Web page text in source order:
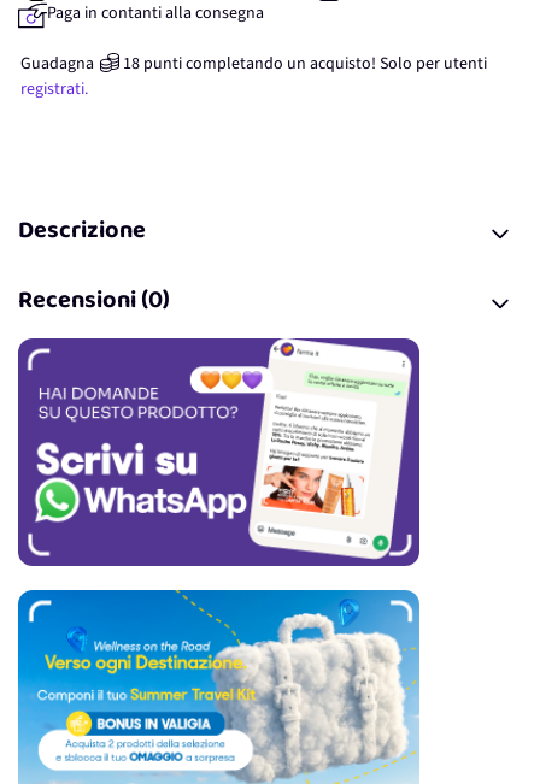
Paga in contanti alla consegna
Guadagna 18 punticompletando un acquisto! Solo per utenti
registrati.
Descrizione
Recensioni (0)